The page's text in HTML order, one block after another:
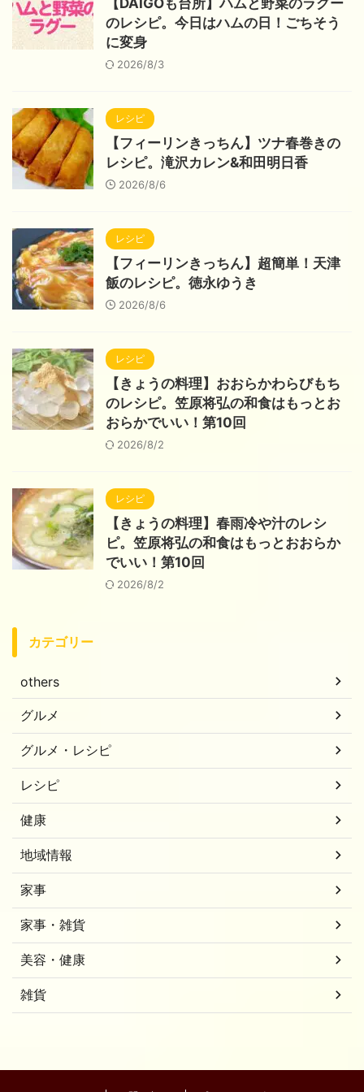
のレシピ。今日はハムの日！ごちそう
に変身
2026/8/3
レシピ
【フィーリンきっちん】ツナ春巻きの
レシピ。滝沢カレン&和田明日香
2026/8/6
レシピ
【フィーリンきっちん】超簡単！天津
飯のレシピ。徳永ゆうき
2026/8/6
レシピ
【きょうの料理】おおらかわらびもち
のレシピ。笠原将弘の和食はもっとお
おらかでいい！第10回
2026/8/2
レシピ
【きょうの料理】春雨冷や汁のレシ
ピ。笠原将弘の和食はもっとおおらか
でいい！第10回
2026/8/2
カテゴリー
others
グルメ
グルメ・レシピ
レシピ
健康
地域情報
家事
家事・雑貨
美容・健康
雑貨